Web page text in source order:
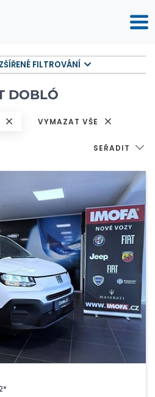
FILTROVÁNÍ
DOBLÓ
VYMAZAT VŠE
SEŘADIT